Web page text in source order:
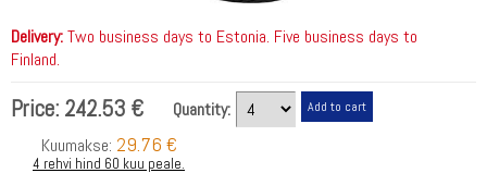
Delivery:Two business days to Estonia. Five business days to
Finland.
Price: 242.53 €
Quantity:
Kuumakse: 29.76 €
4 rehvi hind 60 kuu peale.